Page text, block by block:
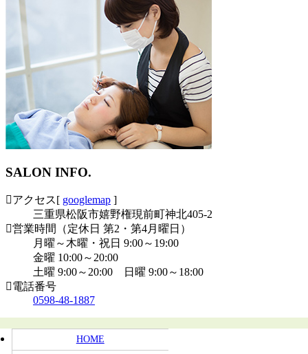
SALON INFO.
アクセス[ googlemap ]
三重県松阪市嬉野権現前町神北405-2
営業時間（定休日 第2・第4月曜日）
月曜～木曜・祝日 9:00～19:00
金曜 10:00～20:00
土曜 9:00～20:00 日曜 9:00～18:00
電話番号
0598-48-1887
HOME